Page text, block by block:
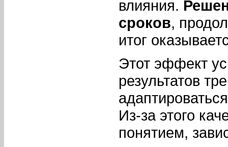
влияния.
сроков,
итог
Этот эффект
результатов
Из-за этого
понятием,